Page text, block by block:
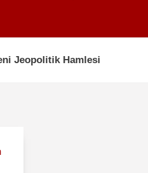
Jeopolitik Hamlesi